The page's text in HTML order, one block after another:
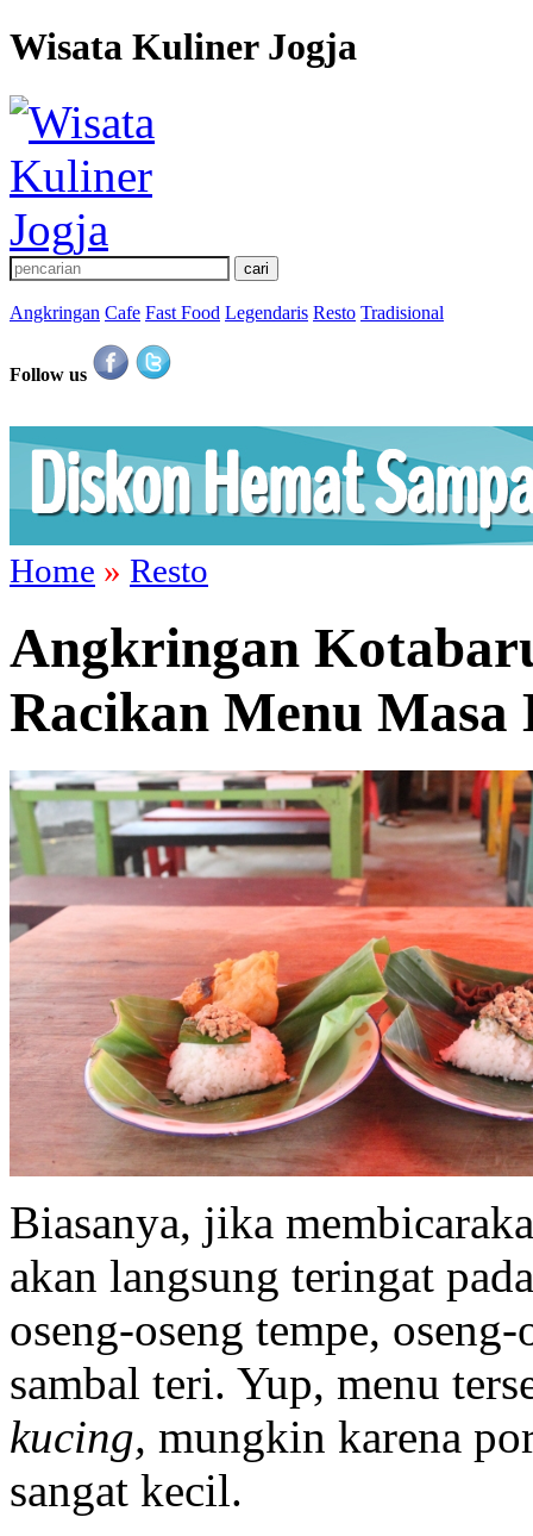
Wisata Kuliner Jogja
Angkringan Cafe Fast Food Legendaris Resto Tradisional
Follow us
Home » Resto
Angkringan
Racikan Menu
Biasanya, jika
akan langsung teringat
oseng-oseng tempe,
sambal teri. Yup, menu
kucing, mungkin karena
sangat kecil.